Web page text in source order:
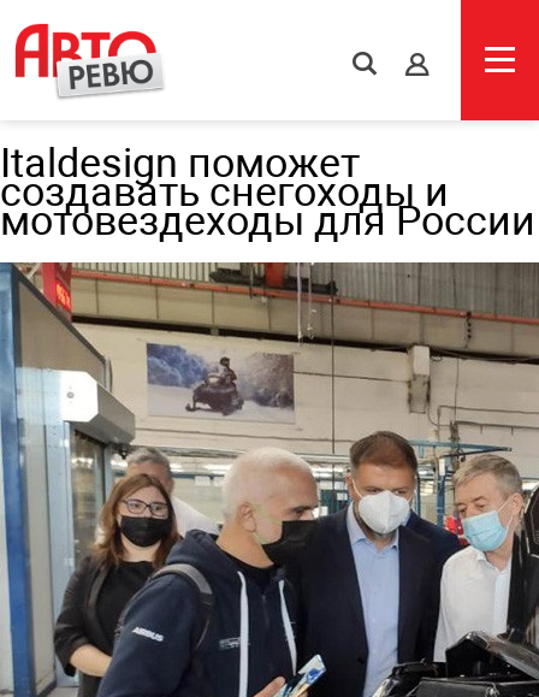
s
Italdesign поможет
создавать снегоходы и
мотовездеходы для России